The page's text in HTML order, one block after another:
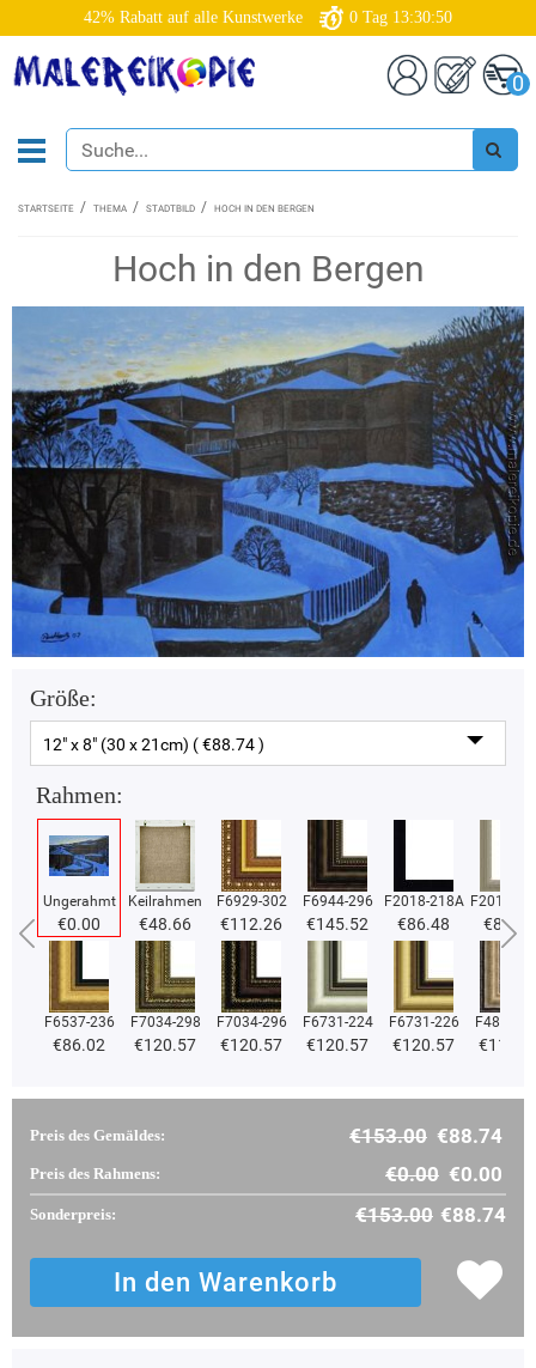
42% Rabatt auf alle Kunstwerke 0 Tag 13:30:49
0
STARTSEITE THEMA STADTBILD HOCH IN DEN BERGEN
Hoch in den Bergen
Größe:
12" x 8" (30 x 21cm) ( €88.74 )
Rahmen:
Ungerahmt
€0.00
Keilrahmen
€48.66
F6929-302
€112.26
F6944-296
€145.52
F2018-218A
€86.48
F2018-
€86.48
F6537-236
€86.02
F7034-298
€120.57
F7034-296
€120.57
F6731-224
€120.57
F6731-226
€120.57
F4827-
Preis des Gemäldes: €153.00 €88.74
Preis des Rahmens: €0.00 €0.00
Sonderpreis: €153.00 €88.74